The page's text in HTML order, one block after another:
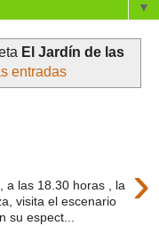
▼
El Jardín de las
entradas
›
a las 18.30 horas , la
visita el escenario
su espect...